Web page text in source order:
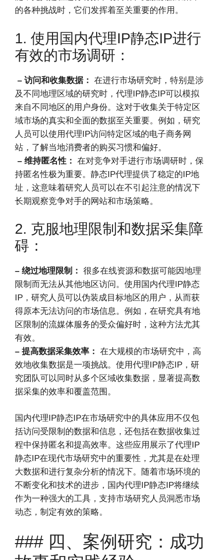
的各种挑战时，它们发挥着至关重要的作用。
1. 使用国内代理IP静态IP进行
有效的市场调研：
– 访问和收集数据： 在进行市场研究时，特别是涉
及不同地理区域的研究时，代理IP静态IP可以模拟
来自不同地区的用户身份。这对于收集关于特定区
域市场的真实和全面的数据至关重要。例如，研究
人员可以使用代理IP访问特定区域的电子商务网
站，了解当地消费者的购买习惯和偏好。
– 维持匿名性： 在对竞争对手进行市场调研时，保
持匿名性极为重要。静态IP代理提供了稳定的IP地
址，这意味着研究人员可以在不引起注意的情况下
长期观察竞争对手的网站和市场策略。
2. 克服地理限制和数据采集障
碍：
– 绕过地理限制： 很多在线资源和数据可能因地理
限制而无法从其他地区访问。使用国内代理IP静态
IP，研究人员可以伪装成目标地区的用户，从而获
得原本无法访问的市场信息。例如，在研究具有地
区限制的流媒体服务的受众偏好时，这种方法尤其
有效。
– 提高数据采集效率： 在大规模的市场研究中，高
效地收集数据是一项挑战。使用代理IP静态IP，研
究团队可以同时从多个区域收集数据，显著提高数
据采集的效率和覆盖范围。
国内代理IP静态IP在市场研究中的具体应用不仅包
括访问受限制的数据和信息，还包括在数据收集过
程中保持匿名和提高效率。这些应用展示了代理IP
静态IP在现代市场研究中的重要性，尤其是在处理
大数据和进行复杂分析的情况下。随着市场环境的
不断变化和技术的进步，国内代理IP静态IP将继续
作为一种强大的工具，支持市场研究人员洞悉市场
动态，制定有效的策略。
### 四、案例研究：成功